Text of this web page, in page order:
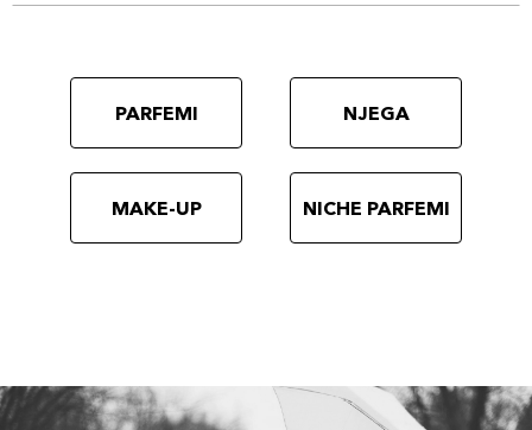
PARFEMI NJEGA
MAKE-UP NICHE PARFEMI